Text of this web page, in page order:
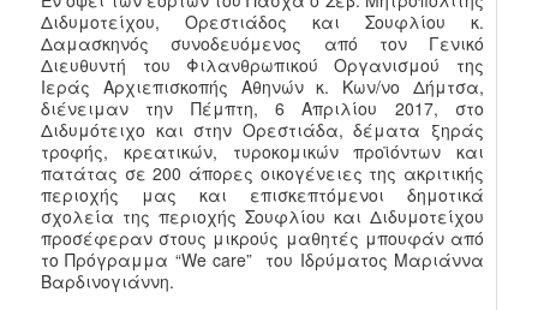
Διδυμοτείχου, Ορεστιάδος και Σουφλίου κ.
Δαμασκηνός συνοδευόμενος από τον Γενικό
Διευθυντή του Φιλανθρωπικού Οργανισμού της
Ιεράς Αρχιεπισκοπής Αθηνών κ. Κων/νο Δήμτσα,
διένειμαν την Πέμπτη, 6 Απριλίου 2017, στο
Διδυμότειχο και στην Ορεστιάδα, δέματα ξηράς
τροφής, κρεατικών, τυροκομικών προϊόντων και
πατάτας σε 200 άπορες οικογένειες της ακριτικής
περιοχής μας και επισκεπτόμενοι δημοτικά
σχολεία της περιοχής Σουφλίου και Διδυμοτείχου
προσέφεραν στους μικρούς μαθητές μπουφάν από
το Πρόγραμμα “We care” του Ιδρύματος Μαριάννα
Βαρδινογιάννη.